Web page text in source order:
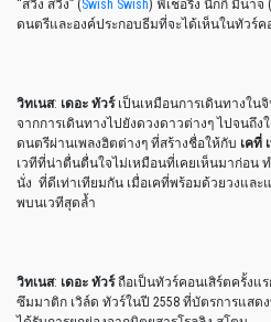
“สวิง สวิง” (Swish Swish) ฟีเชอริง นิกกี้ มินาจ
ดนตรีและองค์ประกอบธีมที่จะได้เห็นในทัวร์ค
วิทเนส: เดอะ ทัวร์เป็นเหมือนการเดินทางใน
จากการเดินทางไปยังดวงดาวต่างๆ ไปจนถึง
ดนตรีผ่านเพลงฮิตต่างๆ ที่สร้างชื่อให้กับ เคที่
เวทีที่น่าตื่นตื่นใจไม่เหมือนที่เคยเห็นมาก่อน
นั่ง ที่ดีเท่าเทียมกัน เมื่อเคที่พร้อมด้วยวงแล
พบนเวทีสุดล้ำ
วิทเนส: เดอะ ทัวร์ถือเป็นทัวร์คอนเสิร์ตครั้งแ
ซึมมาติก เวิล์ด ทัวร์ในปี 2558 ที่บัตรการแสด